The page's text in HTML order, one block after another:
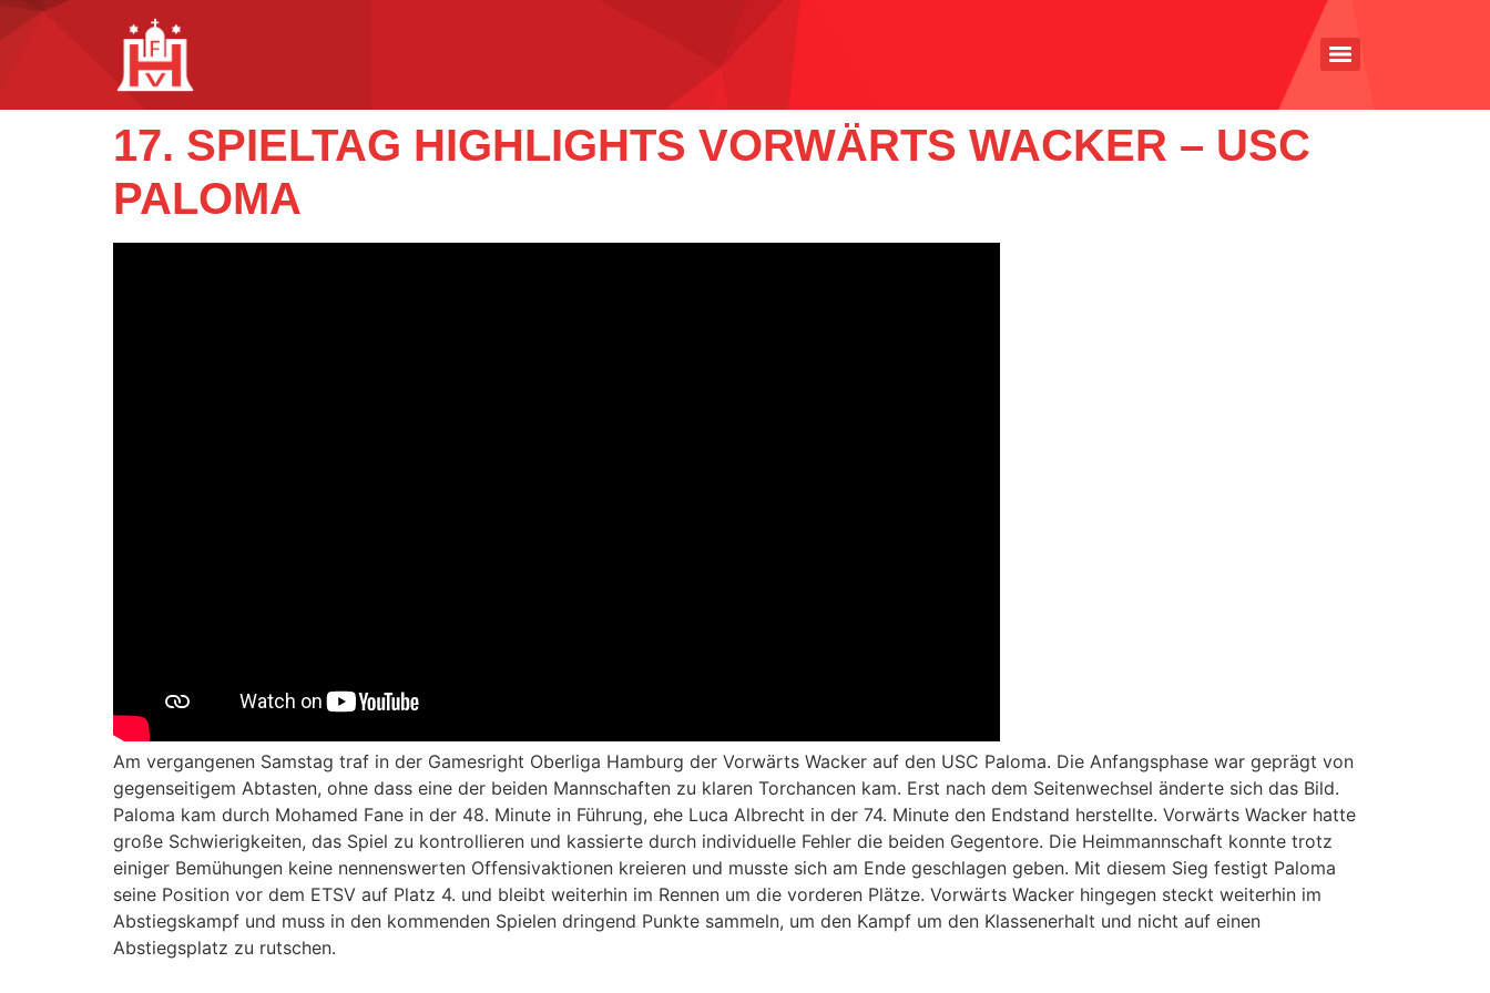
17. SPIELTAG HIGHLIGHTS VORWÄRTS WACKER – USC
PALOMA
Am vergangenen Samstag traf in der Gamesright Oberliga Hamburg der Vorwärts Wacker auf den USC Paloma. Die Anfangsphase war geprägt von
gegenseitigem Abtasten, ohne dass eine der beiden Mannschaften zu klaren Torchancen kam. Erst nach dem Seitenwechsel änderte sich das Bild.
Paloma kam durch Mohamed Fane in der 48. Minute in Führung, ehe Luca Albrecht in der 74. Minute den Endstand herstellte. Vorwärts Wacker hatte
große Schwierigkeiten, das Spiel zu kontrollieren und kassierte durch individuelle Fehler die beiden Gegentore. Die Heimmannschaft konnte trotz
einiger Bemühungen keine nennenswerten Offensivaktionen kreieren und musste sich am Ende geschlagen geben. Mit diesem Sieg festigt Paloma
seine Position vor dem ETSV auf Platz 4. und bleibt weiterhin im Rennen um die vorderen Plätze. Vorwärts Wacker hingegen steckt weiterhin im
Abstiegskampf und muss in den kommenden Spielen dringend Punkte sammeln, um den Kampf um den Klassenerhalt und nicht auf einen
Abstiegsplatz zu rutschen.